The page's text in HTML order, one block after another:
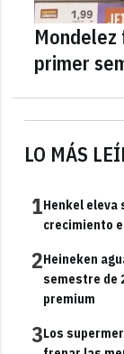
LO MÁS
1Henkel
crecimiento
2Heineken
semestre de
premium
3Los
primer